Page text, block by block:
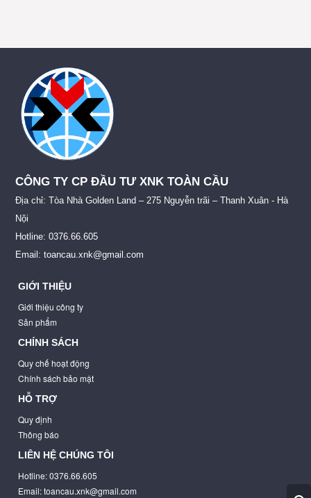
CÔNG TY CP ĐẦU TƯ XNK TOÀN CẦU
Địa chỉ: Tòa Nhà Golden Land – 275 Nguyễn trãi – Thanh Xuân - Hà
Nội
Hotline: 0376.66.605
Email: toancau.xnk@gmail.com
GIỚI THIỆU
Giới thiệu công ty
Sản phẩm
CHÍNH SÁCH
Quy chế hoạt động
Chính sách bảo mật
HỖ TRỢ
Quy định
Thông báo
LIÊN HỆ CHÚNG TÔI
Hotline: 0376.66.605
Email: toancau.xnk@gmail.com